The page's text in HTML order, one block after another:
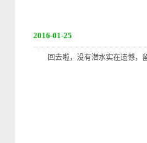
2016-01-25
回去啦，没有潜水实在遗憾，